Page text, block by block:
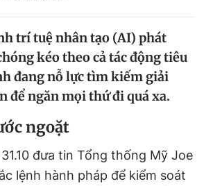
Tin 360
Magazine
Bạn cần biết
trí tuệ nhân tạo (AI) phát
kéo theo cả tác động tiêu
đang nỗ lực tìm kiếm giải
để ngăn mọi thứ đi quá xa.
ngoặt
đưa tin Tổng thống Mỹ Joe
lệnh hành pháp để kiểm soát